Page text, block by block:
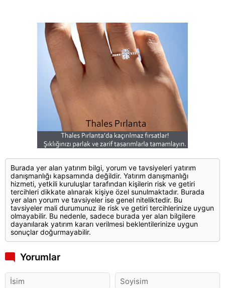
Burada yer alan yatırım bilgi, yorum ve tavsiyeleri yatırım
danışmanlığı kapsamında değildir. Yatırım danışmanlığı
hizmeti, yetkili kuruluşlar tarafından kişilerin risk ve getiri
tercihleri dikkate alınarak kişiye özel sunulmaktadır. Burada
yer alan yorum ve tavsiyeler ise genel niteliktedir. Bu
tavsiyeler mali durumunuz ile risk ve getiri tercihlerinize uygun
olmayabilir. Bu nedenle, sadece burada yer alan bilgilere
dayanılarak yatırım kararı verilmesi beklentilerinize uygun
sonuçlar doğurmayabilir.
Yorumlar